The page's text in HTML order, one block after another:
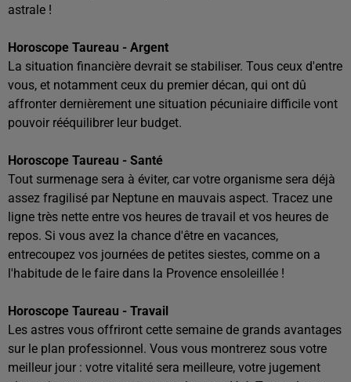
astrale !
Horoscope Taureau - Argent
La situation financière devrait se stabiliser. Tous ceux d'entre
vous, et notamment ceux du premier décan, qui ont dû
affronter dernièrement une situation pécuniaire difficile vont
pouvoir rééquilibrer leur budget.
Horoscope Taureau - Santé
Tout surmenage sera à éviter, car votre organisme sera déjà
assez fragilisé par Neptune en mauvais aspect. Tracez une
ligne très nette entre vos heures de travail et vos heures de
repos. Si vous avez la chance d'être en vacances,
entrecoupez vos journées de petites siestes, comme on a
l'habitude de le faire dans la Provence ensoleillée !
Horoscope Taureau - Travail
Les astres vous offriront cette semaine de grands avantages
sur le plan professionnel. Vous vous montrerez sous votre
meilleur jour : votre vitalité sera meilleure, votre jugement